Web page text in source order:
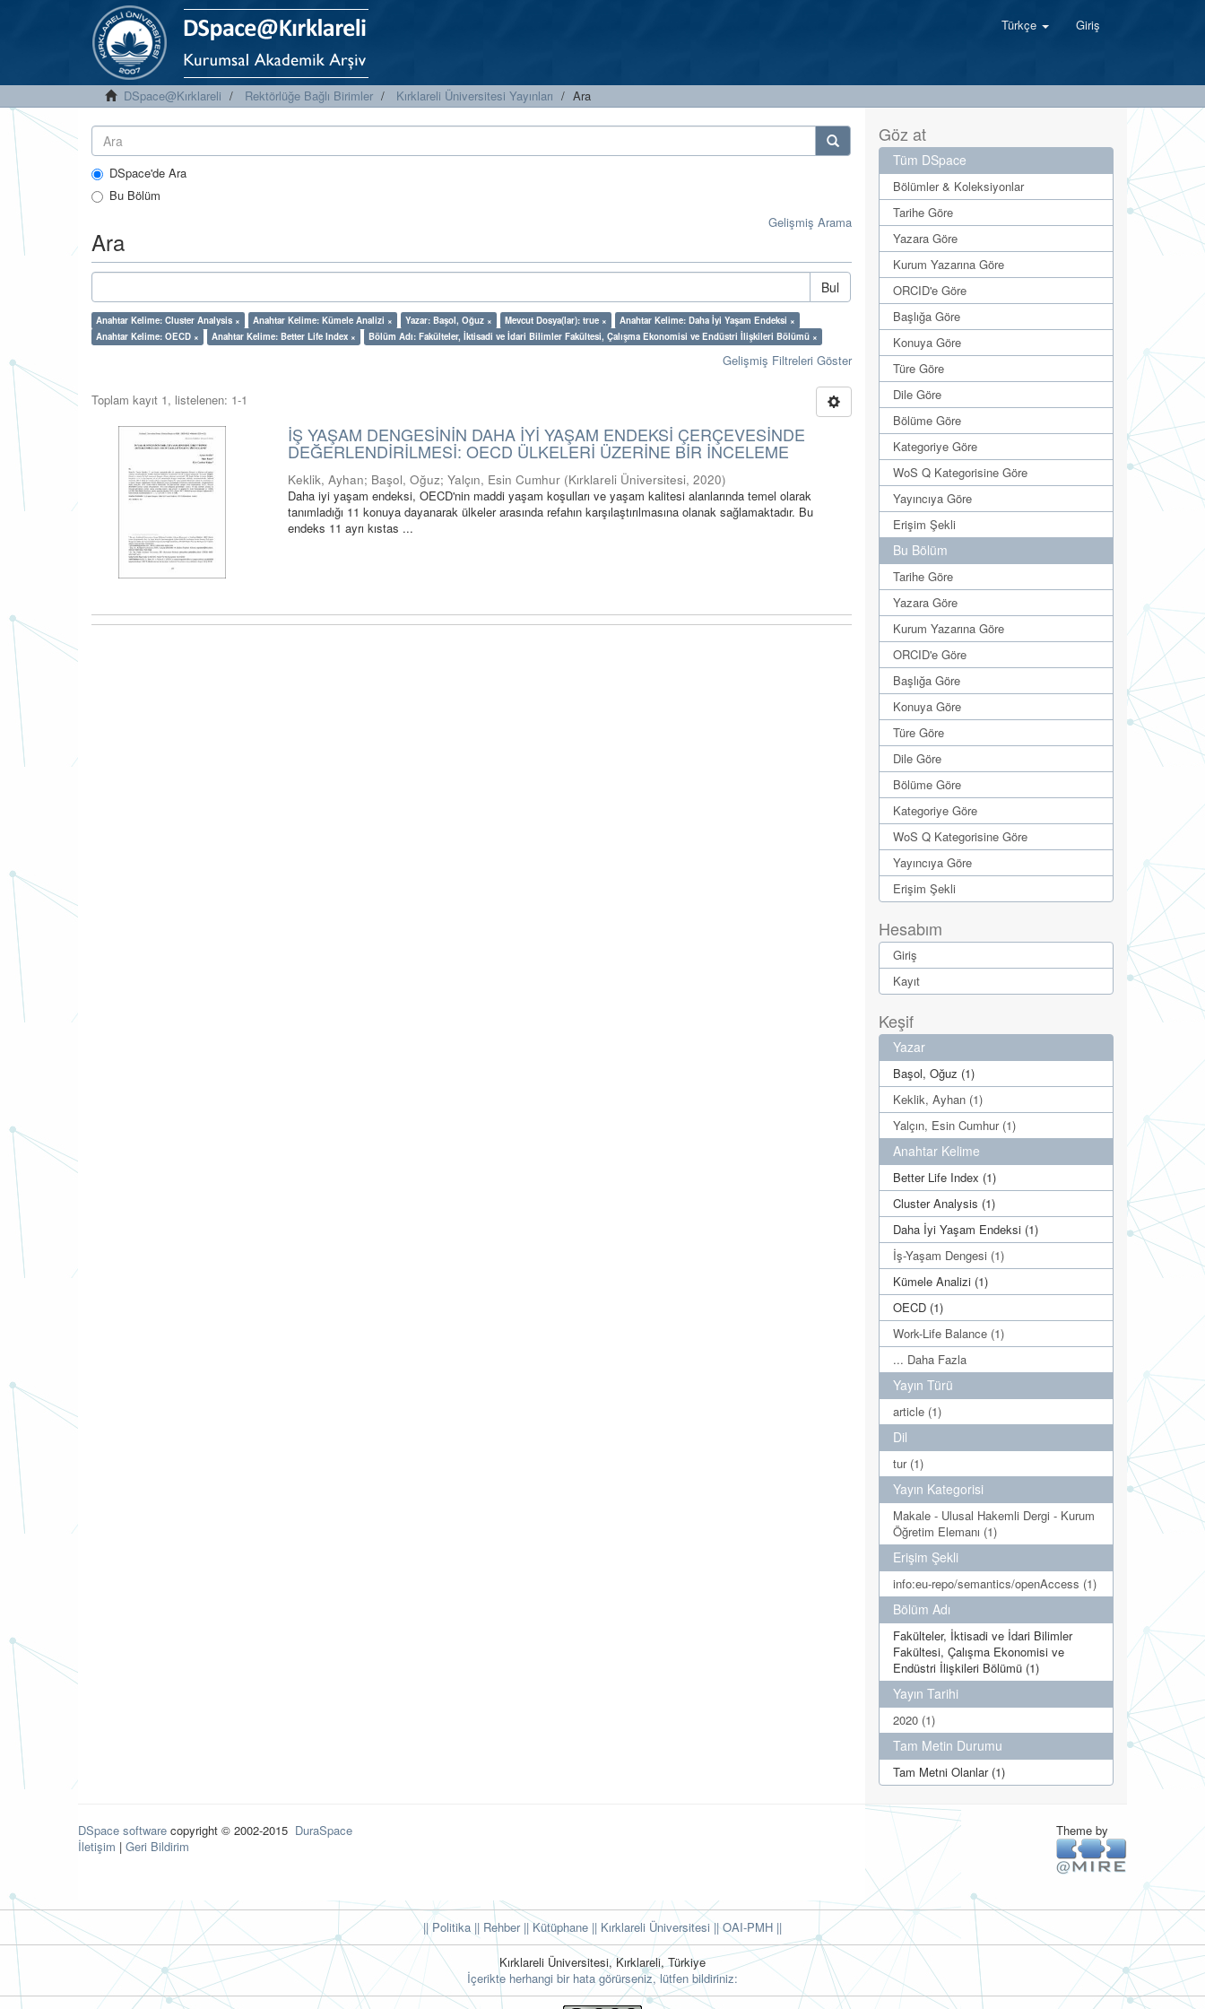
Türkçe Giriş
DSpace@Kırklareli Rektörlüğe Bağlı Birimler Kırklareli Üniversitesi Yayınları Ara
DSpace'de Ara
Bu Bölüm
Gelişmiş Arama
Ara
Bul
Anahtar Kelime: Cluster Analysis × Anahtar Kelime: Kümele Analizi × Yazar: Başol, Oğuz × Mevcut Dosya(lar): true ×
Anahtar Kelime: Daha İyi Yaşam Endeksi ×
Anahtar Kelime: OECD ×
Anahtar Kelime: Better Life Index × Bölüm Adı: Fakülteler, İktisadi ve İdari Bilimler Fakültesi, Çalışma Ekonomisi ve Endüstri İlişkileri Bölümü ×
Gelişmiş Filtreleri Göster
Toplam kayıt 1, listelenen: 1-1
İŞ YAŞAM DENGESİNİN DAHA İYİ YAŞAM ENDEKSİ ÇERÇEVESİNDE
DEĞERLENDİRİLMESİ: OECD ÜLKELERİ ÜZERİNE BİR İNCELEME
Keklik, Ayhan; Başol, Oğuz;Yalçın, Esin Cumhur (Kırklareli Üniversitesi,2020)
Daha iyi yaşam endeksi, OECD'nin maddi yaşam koşulları ve yaşam kalitesi alanlarında temel olarak
tanımladığı 11 konuya dayanarak ülkeler arasında refahın karşılaştırılmasına olanak sağlamaktadır. Bu
endeks 11 ayrı kıstas ...
Göz at
Tüm DSpace
Bölümler & Koleksiyonlar
Tarihe Göre
Yazara Göre
Kurum Yazarına Göre
ORCID'e Göre
Başlığa Göre
Konuya Göre
Türe Göre
Dile Göre
Bölüme Göre
Kategoriye Göre
WoS Q Kategorisine Göre
Yayıncıya Göre
Erişim Şekli
Bu Bölüm
Tarihe Göre
Yazara Göre
Kurum Yazarına Göre
ORCID'e Göre
Başlığa Göre
Konuya Göre
Türe Göre
Dile Göre
Bölüme Göre
Kategoriye Göre
WoS Q Kategorisine Göre
Yayıncıya Göre
Erişim Şekli
Hesabım
Giriş
Kayıt
Keşif
Yazar
Başol, Oğuz (1)
Keklik, Ayhan (1)
Yalçın, Esin Cumhur (1)
Anahtar Kelime
Better Life Index (1)
Cluster Analysis (1)
Daha İyi Yaşam Endeksi (1)
İş-Yaşam Dengesi (1)
Kümele Analizi (1)
OECD (1)
Work-Life Balance (1)
... Daha Fazla
Yayın Türü
article (1)
Dil
tur (1)
Yayın Kategorisi
Makale - Ulusal Hakemli Dergi - Kurum
Öğretim Elemanı (1)
Erişim Şekli
info:eu-repo/semantics/openAccess (1)
Bölüm Adı
Fakülteler, İktisadi ve İdari Bilimler
Fakültesi, Çalışma Ekonomisi ve
Endüstri İlişkileri Bölümü (1)
Yayın Tarihi
2020 (1)
Tam Metin Durumu
Tam Metni Olanlar (1)
DSpace software copyright © 2002-2015 DuraSpace
İletişim | Geri Bildirim
Theme by
|| Politika || Rehber|| Kütüphane || Kırklareli Üniversitesi ||OAI-PMH ||
Kırklareli Üniversitesi, Kırklareli, Türkiye
İçerikte herhangi bir hata görürseniz, lütfen bildiriniz: